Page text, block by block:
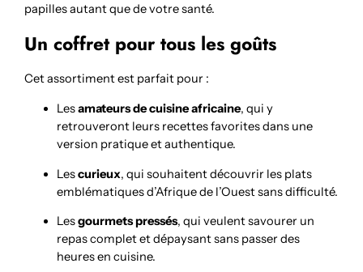
papilles autant que de votre santé.
Un coffret pour tous les goûts
Cet assortiment est parfait pour :
Lesamateurs de cuisine africaine, qui y
retrouveront leurs recettes favorites dans une
version pratique et authentique.
Lescurieux, qui souhaitent découvrir les plats
emblématiques d’Afrique de l’Ouest sans difficulté.
Lesgourmets pressés, qui veulent savourer un
repas complet et dépaysant sans passer des
heures en cuisine.